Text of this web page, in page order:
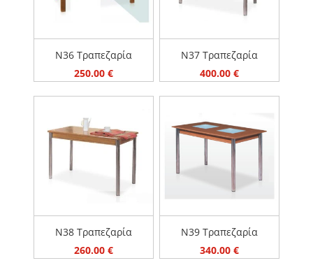
Ν36 Τραπεζαρία
250.00€
Ν37 Τραπεζαρία
400.00 €
Ν38 Τραπεζαρία
260.00€
Ν39 Τραπεζαρία
340.00 €